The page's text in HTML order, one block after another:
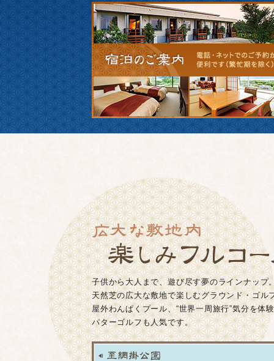
子供から大人まで、遊び尽す夢のラインナップ
天然芝の広大な敷地で楽しむグラウンド・ゴル
屋外わんぱくプール、“世界一周旅行”気分を体
パターゴルフも人気です。